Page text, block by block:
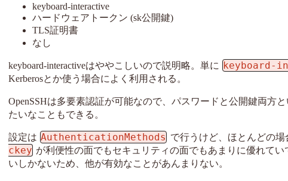
keyboard-interactive
ハードウェアトークン (sk公開鍵)
TLS証明書
なし
keyboard-interactiveはややこしいので説明略。単に keyboard-
Kerberosとか使う場合によく利用される。
OpenSSHは多要素認証が可能なので、パスワードと公開鍵両方
たいなこともできる。
設定は AuthenticationMethods で行うけど、ほとんどの場
ckey が利便性の面でもセキュリティの面でもあまりに優れて
いしかないため、他が有効なことがあんまりない。